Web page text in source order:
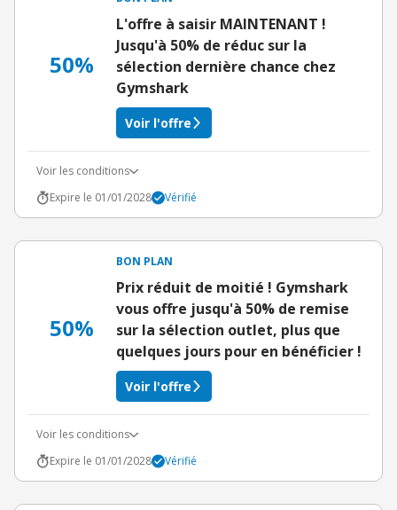
50%
L'offre à saisir MAINTENANT !
Jusqu'à 50% de réduc sur la
sélection dernière chance chez
Gymshark
Voir l'offre
Voir les conditions
Expire le 01/01/2028
Vérifié
50%
BON PLAN
Prix réduit de moitié ! Gymshark
vous offre jusqu'à 50% de remise
sur la sélection outlet, plus que
quelques jours pour en bénéficier !
Voir l'offre
Voir les conditions
Expire le 01/01/2028
Vérifié